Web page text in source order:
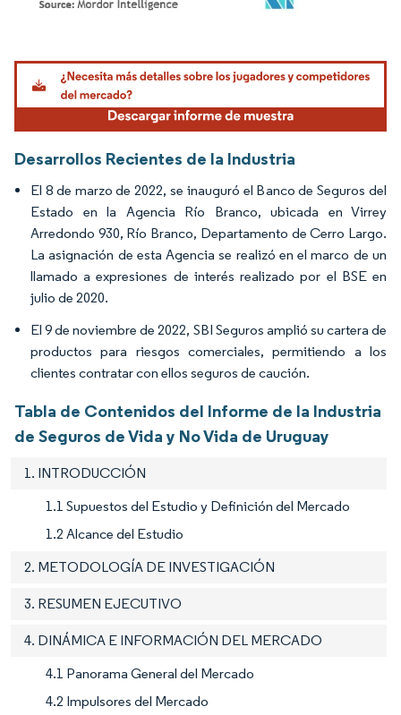
Imagen © Mordor Intelligence. El uso requiere atribución según CC BY 4.0.
Desarrollos Recientes de la Industria
El 8 de marzo de 2022, se inauguró el Banco de Seguros del
Estado en la Agencia Río Branco, ubicada en Virrey
Arredondo 930, Río Branco, Departamento de Cerro Largo.
La asignación de esta Agencia se realizó en el marco de un
llamado a expresiones de interés realizado por el BSE en
julio de 2020.
El 9 de noviembre de 2022, SBI Seguros amplió su cartera de
productos para riesgos comerciales, permitiendo a los
clientes contratar con ellos seguros de caución.
Tabla de Contenidos del Informe de la Industria
de Seguros de Vida y No Vida de Uruguay
1. INTRODUCCIÓN
1.1 Supuestos del Estudio y Definición del Mercado
1.2 Alcance del Estudio
2. METODOLOGÍA DE INVESTIGACIÓN
3. RESUMEN EJECUTIVO
4. DINÁMICA E INFORMACIÓN DEL MERCADO
4.1 Panorama General del Mercado
4.2 Impulsores del Mercado